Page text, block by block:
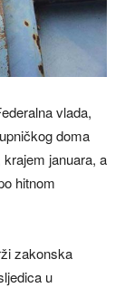
vlada,
doma
januara, a
hitnom
zakonska
u